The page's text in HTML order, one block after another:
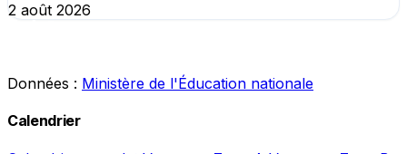
2 août 2026
Données : Ministère de l'Éducation nationale
Calendrier